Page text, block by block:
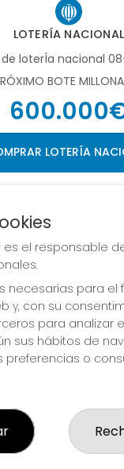
LOTERÍA NACIONAL
loterÍa nacional
BOTE
LOTERÍA
del día 10-08-
BOTE
20.000€
JUGAR EURODREAMS
es el responsable
necesarias para el
y, con su
para analizar
sus hábitos de
preferencias o